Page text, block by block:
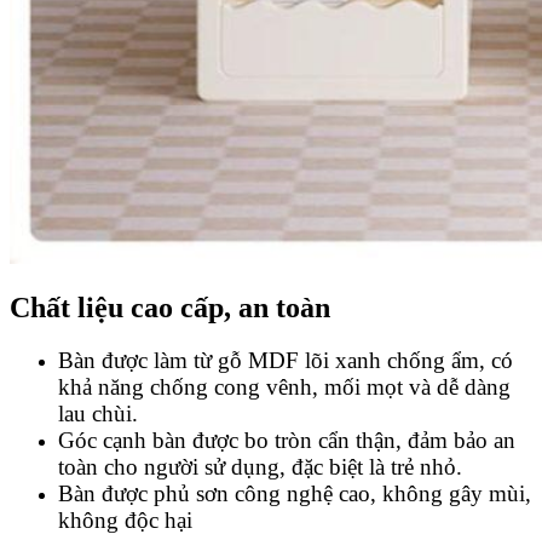
Chất liệu cao cấp, an toàn
Bàn được làm từ gỗ MDF lõi xanh chống ẩm, có
khả năng chống cong vênh, mối mọt và dễ dàng
lau chùi.
Góc cạnh bàn được bo tròn cẩn thận, đảm bảo an
toàn cho người sử dụng, đặc biệt là trẻ nhỏ.
Bàn được phủ sơn công nghệ cao, không gây mùi,
không độc hại